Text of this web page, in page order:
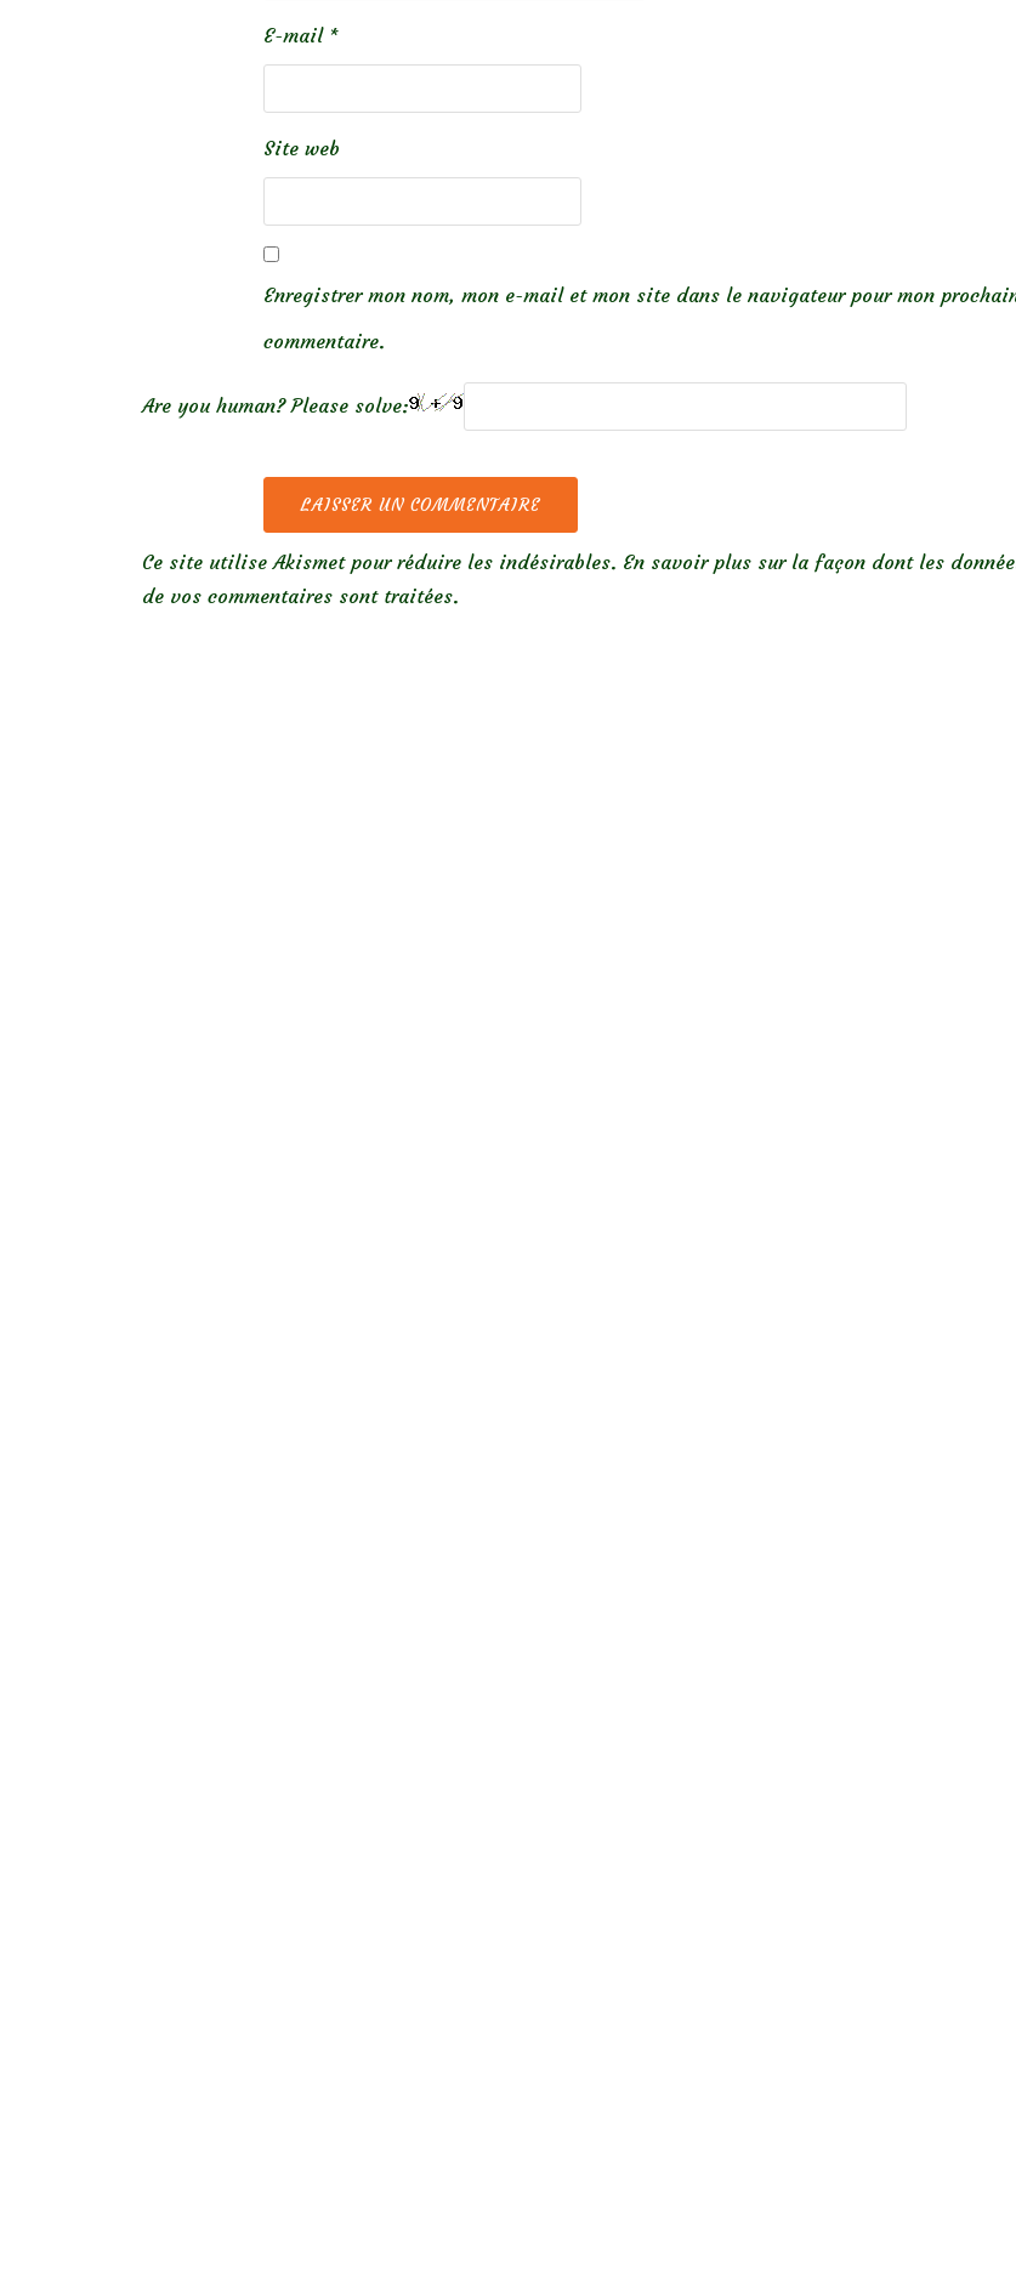
E-mail *
Site web
Enregistrer mon nom, mon e-mail et mon site dans le navigateur pour mon
commentaire.
Are you human? Please solve:
Ce site utilise Akismet pour réduire les indésirables. En savoir plus sur la façon dont les
de vos commentaires sont traitées.